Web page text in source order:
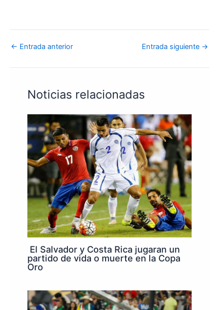
← Entrada anterior Entrada siguiente →
Noticias relacionadas
El Salvador y Costa Rica jugaran un
partido de vida o muerte en la Copa
Oro